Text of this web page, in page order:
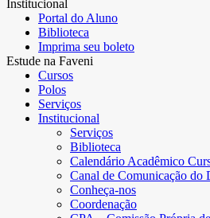
Institucional
Portal do Aluno
Biblioteca
Imprima seu boleto
Estude na Faveni
Cursos
Polos
Serviços
Institucional
Serviços
Biblioteca
Calendário Acadêmico
Canal de Comunicação do
Conheça-nos
Coordenação